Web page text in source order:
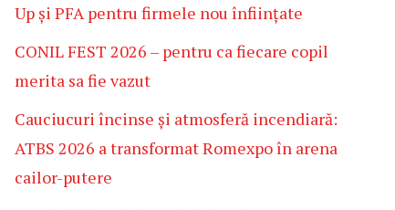
Up și PFA pentru firmele nou înființate
CONIL FEST 2026 – pentru ca fiecare copil
merita sa fie vazut
Cauciucuri încinse și atmosferă incendiară:
ATBS 2026 a transformat Romexpo în arena
cailor-putere